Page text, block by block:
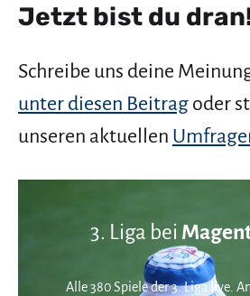
Jetzt bist du
Schreibe uns deine
unter diesen Beitrag oder
unseren aktuellen
3. Liga bei
Alle 380 Spiele der 3. Liga live.